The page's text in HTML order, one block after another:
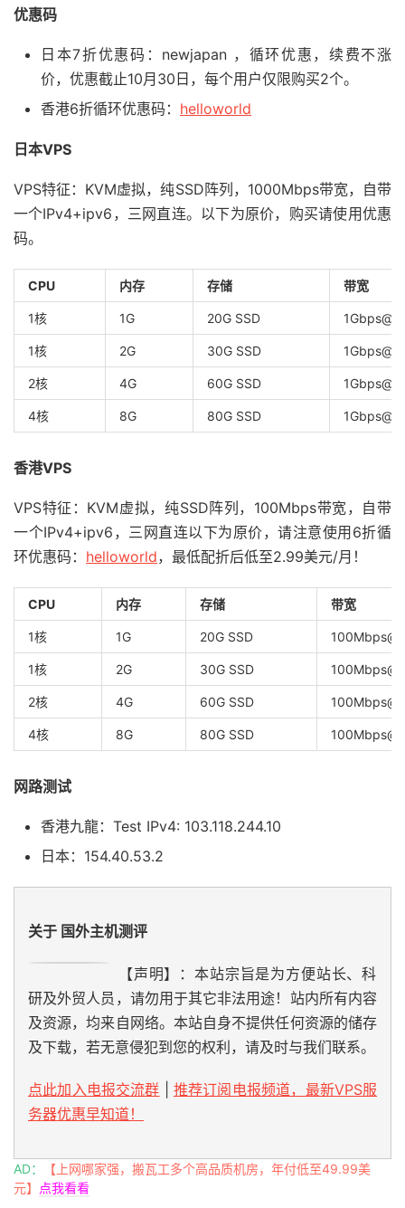
优惠码
日本7折优惠码：newjapan ，循环优惠，续费不涨
价，优惠截止10月30日，每个用户仅限购买2个。
香港6折循环优惠码： helloworld
日本VPS
VPS特征：KVM虚拟，纯SSD阵列，1000Mbps带宽，自带
一个IPv4+ipv6，三网直连。以下为原价，购买请使用优惠
码。
CPU 内存 存储 带宽
1核 1G 20G SSD
1核 2G 30G SSD
2核 4G 60G SSD
4核 8G 80G SSD
香港VPS
VPS特征：KVM虚拟，纯SSD阵列，100Mbps带宽，自带
一个IPv4+ipv6，三网直连以下为原价，请注意使用6折循
环优惠码： helloworld，最低配折后低至2.99美元/月！
CPU 内存 存储 带宽
1核 1G 20G SSD
1核 2G 30G SSD
2核 4G 60G SSD
4核 8G 80G SSD
网路测试
香港九龍：Test IPv4: 103.118.244.10
日本：154.40.53.2
关于 国外主机测评
【声明】：本站宗旨是为方便站长、科
研及外贸人员，请勿用于其它非法用途！站内所有内容
及资源，均来自网络。本站自身不提供任何资源的储存
及下载，若无意侵犯到您的权利，请及时与我们联系。
点此加入电报交流群
推荐订阅电报频道，最新VPS服
务器优惠早知道！
AD：
【上网哪家强，搬瓦工多个高品质机房，年付低至49.99美
元】
点我看看